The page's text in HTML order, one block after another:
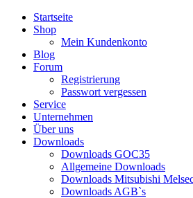
Startseite
Shop
Mein Kundenkonto
Blog
Forum
Registrierung
Passwort vergessen
Service
Unternehmen
Über uns
Downloads
Downloads GOC35
Allgemeine Downloads
Downloads Mitsubishi
Downloads AGB`s